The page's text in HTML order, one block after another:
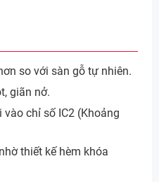
so với sàn gỗ tự nhiên.
giãn nở.
chỉ số IC2 (Khoảng
thiết kế hèm khóa